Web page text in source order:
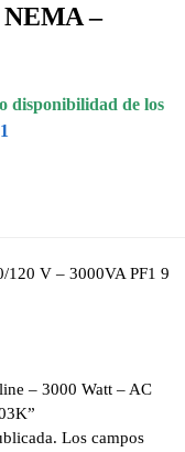
NEMA –
disponibilidad de los
120 V – 3000VA PF1 9
– 3000 Watt – AC
Los campos